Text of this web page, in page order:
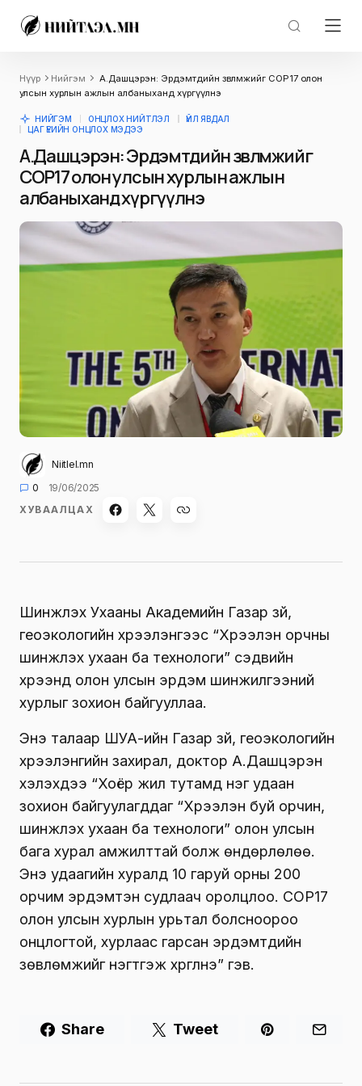
Нүүр Нийгэм
А.Дашцэрэн: Эрдэмтдийн зөвлөмжийг СОР17 олон
улсын хурлын ажлын албаныханд хүргүүлнэ
НИЙГЭМ ОНЦЛОХ НИЙТЛЭЛ
ҮЙЛ ЯВДАЛ
ЦАГ ҮЕИЙН ОНЦЛОХ МЭДЭЭ
А.Дашцэрэн: Эрдэмтдийн зөвлөмжийг
СОР17 олон улсын хурлын ажлын
албаныханд хүргүүлнэ
Niitlel.mn
0
19/06/2025
ХУВААЛЦАХ
Шинжлэх Ухааны Академийн Газар зүй,
геоэкологийн хүрээлэнгээс “Хүрээлэн орчны
шинжлэх ухаан ба технологи” сэдвийн
хүрээнд олон улсын эрдэм шинжилгээний
хурлыг зохион байгууллаа.
Энэ талаар ШУА-ийн Газар зүй, геоэкологийн
хүрээлэнгийн захирал, доктор А.Дашцэрэн
хэлэхдээ “Хоёр жил тутамд нэг удаан
зохион байгуулагддаг “Хүрээлэн буй орчин,
шинжлэх ухаан ба технологи” олон улсын
бага хурал амжилттай болж өндөрлөлөө.
Энэ удаагийн хуралд 10 гаруй орны 200
орчим эрдэмтэн судлаач оролцлоо. СОР17
олон улсын хурлын урьтал болсноороо
онцлогтой, хурлаас гарсан эрдэмтдийн
зөвлөмжийг нэгтгэж хүргүүлнэ” гэв.
Share Tweet